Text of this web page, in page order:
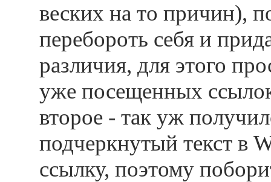
веских на то причин),
перебороть себя и
различия, для этого
уже посещенных
второе - так уж
подчеркнутый текст в
ссылку, поэтому